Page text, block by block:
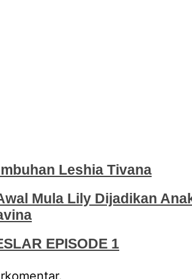
Leshia Tivana
Mula Lily Dijadikan
EPISODE 1